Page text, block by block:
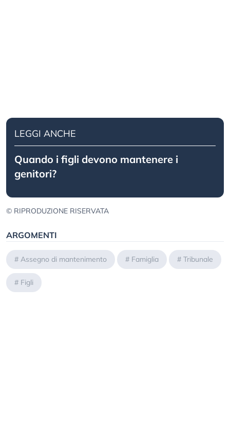
LEGGI ANCHE
Quando i figli devono mantenere i
genitori?
© RIPRODUZIONE RISERVATA
ARGOMENTI
# Assegno di mantenimento # Famiglia # Tribunale
# Figli